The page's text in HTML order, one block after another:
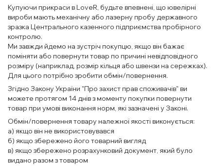
Купуючи прикраси в LoveR, будьте впевнені, що ювелірні
вироби мають механічну або лазерну пробу державного
зразка Центрального казенного підприємства пробірного
контролю.
Ми завжди йдемо на зустріч покупцю, якщо він бажає
поміняти або повернути товар по причині невідповідного
розміру (наприклад, розмір кільця або швензи на сережках).
Для цього потрібно зробити обмін/повернення.
Згідно Закону України "Про захист прав споживачів" ви
можете протягом 14 днів з моменту покупки повернути
товар при умові виконання норм, які зазначені у Законі.
Обмін/повернення товару належної якості виконується:
а) якщо він не використовувався
б) якщо збережено його товарний вигляд
в) якщо збережено розрахунковий документ, який було
видано разом з товаром